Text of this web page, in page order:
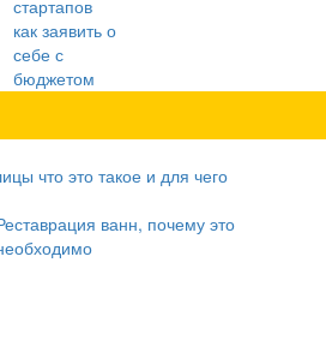
что это такое и для чего
ванн, почему это